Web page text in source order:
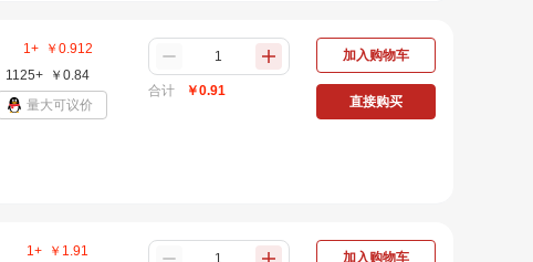
1+ ￥0.912
1125+
￥ 0.84
量大可议价
合计 ￥0.91
加入购物车
直接购买
1+ ￥ 1.91
加入购物车